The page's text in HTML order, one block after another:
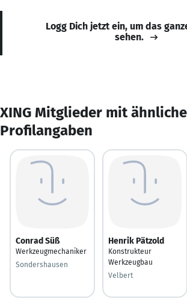
Logg Dich jetzt ein, um das
sehen.
XING Mitglieder mit
Profilangaben
Conrad Süß
Werkzeugmechaniker
Sondershausen
Henrik Pätzold
Konstrukteur
Werkzeugbau
Velbert